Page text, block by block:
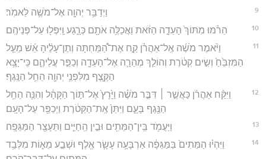
9 וַיְדַבֵּ֥ר יְהוָ֖ה אֶל־מֹשֶׁ֥ה לֵּאמֹֽר׃
10 הֵרֹ֗מּוּ מִתּוֹךְ֙ הָעֵדָ֣ה הַזֹּ֔את וַאֲכַלֶּ֥ה אֹתָ֖ם כְּרָ֑גַע וַֽיִּפְּל֖וּ עַל־פְּנֵיהֶֽם׃
11
וַיֹּ֨אמֶר מֹשֶׁ֜ה אֶֽל־אַהֲרֹ֗ן קַ֣ח אֶת־הַ֠מַּחְתָּה וְתֶן־עָלֶ֨יהָ אֵ֜שׁ מֵעַ֤ל
הַמִּזְבֵּ֙חַ֙ וְשִׂ֣ים קְטֹ֔רֶת וְהוֹלֵ֧ךְ מְהֵרָ֛ה אֶל־הָעֵדָ֖ה וְכַפֵּ֣ר עֲלֵיהֶ֑ם כִּֽי־יָצָ֥א
הַקֶּ֛צֶף מִלִּפְנֵ֥י יְהוָ֖ה הֵחֵ֥ל הַנָּֽגֶף׃
12
וַיִּקַּ֨ח אַהֲרֹ֜ן כַּאֲשֶׁ֣ר ׀ דִּבֶּ֣ר מֹשֶׁ֗ה וַיָּ֙רָץ֙ אֶל־תּ֣וֹך הַקָּהָ֔ל וְהִנֵּ֛ה הֵחֵ֥ל
הַנֶּ֖גֶף בָּעָ֑ם וַיִּתֵּן֙ אֶֽת־הַקְּטֹ֔רֶת וַיְכַפֵּ֖ר עַל־הָעָֽם׃
13 וַיַּעֲמֹ֥ד בֵּֽין־הַמֵּתִ֖ים וּבֵ֣ין הַֽחַיִּ֑ים וַתֵּעָצַ֖ר הַמַּגֵּפָֽה׃
14
וַיִּהְי֗וּ הַמֵּתִים֙ בַּמַּגֵּפָ֔ה אַרְבָּעָ֥ה עָשָׂ֛ר אֶ֖לֶף וּשְׁבַ֣ע מֵא֑וֹת מִלְּבַ֥ד